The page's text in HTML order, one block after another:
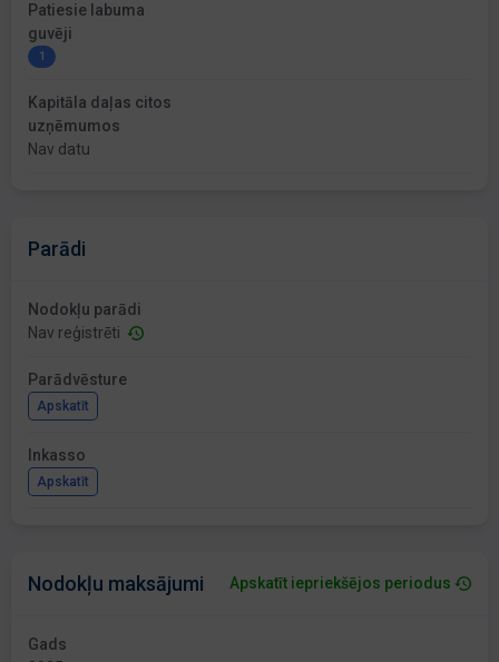
Patiesie labuma
guvēji
1
Kapitāla daļas citos
uzņēmumos
Nav datu
Parādi
Nodokļu parādi
Nav reģistrēti
Parādvēsture
Apskatīt
Inkasso
Apskatīt
Nodokļu maksājumi Apskatīt iepriekšējos periodus
Gads